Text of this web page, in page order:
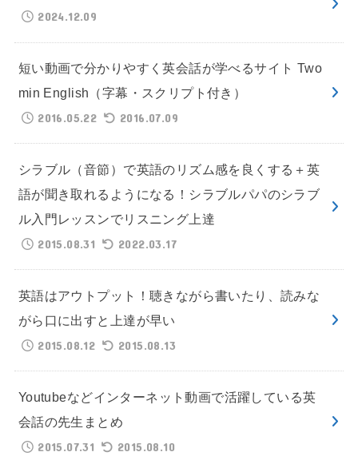
2024.12.09
短い動画で分かりやすく英会話が学べるサイト Two
min English（字幕・スクリプト付き）
2016.05.22
2016.07.09
シラブル（音節）で英語のリズム感を良くする＋英
語が聞き取れるようになる！シラブルパパのシラブ
ル入門レッスンでリスニング上達
2015.08.31
2022.03.17
英語はアウトプット！聴きながら書いたり、読みな
がら口に出すと上達が早い
2015.08.12
2015.08.13
Youtubeなどインターネット動画で活躍している英
会話の先生まとめ
2015.07.31
2015.08.10